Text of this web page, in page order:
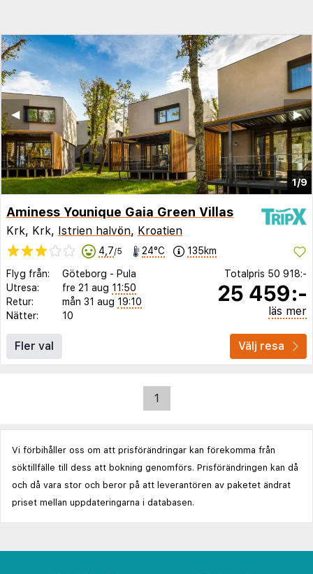
1/9
▶︎
◀︎
Aminess Younique Gaia Green Villas
Krk, Krk, Istrien halvön, Kroatien
4,7/5 24°C 135km
Flyg från: Göteborg - Pula
Utresa:
fre 21 aug 11:50
Retur:
mån 31 aug 19:10
Nätter:
10
Totalpris 50 918:-
25 459:-
läs mer
Fler val Välj resa
1
Vi förbihåller oss om att prisförändringar kan förekomma från
söktillfälle till dess att bokning genomförs. Prisförändringen kan då
och då vara stor och beror på att leverantören av paketet ändrat
priset mellan uppdateringarna i databasen.